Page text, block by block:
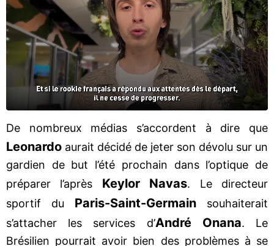
De nombreux médias s’accordent à dire que
Leonardo aurait décidé de jeter son dévolu sur un
gardien de but l’été prochain dans l’optique de
préparer l’après Keylor Navas. Le directeur
sportif du Paris-Saint-Germain souhaiterait
s’attacher les services d’André Onana. Le
Brésilien pourrait avoir bien des problèmes à se